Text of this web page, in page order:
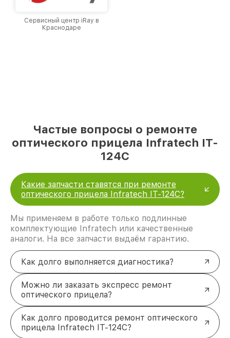
Сервисный центр iRay в
Краснодаре
Частые вопросы о ремонте
оптического прицела Infratech IT-
124C
Какие запчасти ставятся при ремонте
оптического прицела Infratech IT-124C?
Мы применяем в работе только подлинные
комплектующие Infratech или качественные
аналоги. На все запчасти выдаём гарантию.
Как долго выполняется диагностика?
Можно ли заказать экспресс ремонт
оптического прицела?
Как долго проводится ремонт оптического
прицела Infratech IT-124C?